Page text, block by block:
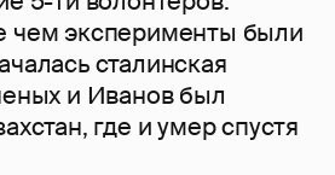
чем эксперименты были
сталинская
и Иванов был
где и умер спустя